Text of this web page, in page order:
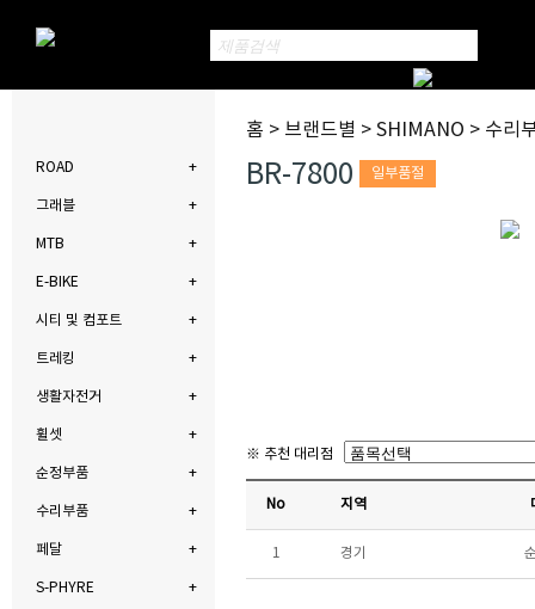
ROAD
그래블
MTB
E-BIKE
시티 및 컴포트
트레킹
생활자전거
휠셋
순정부품
수리부품
페달
S-PHYRE
홈 > 브랜드별 > SHIMANO > 수리
BR-7800 일부품절
※ 추천 대리점
No 지역
1 경기